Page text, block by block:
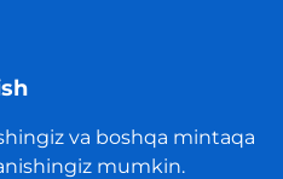
va boshqa mintaqa
mumkin.